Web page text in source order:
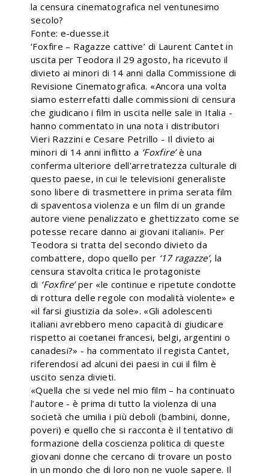
la censura cinematografica nel ventunesimo
secolo?
Fonte: e-duesse.it
‘Foxfire – Ragazze cattive’ di Laurent Cantet in
uscita per Teodora il 29 agosto, ha ricevuto il
divieto ai minori di 14 anni dalla Commissione di
Revisione Cinematografica. «Ancora una volta
siamo esterrefatti dalle commissioni di censura
che giudicano i film in uscita nelle sale in Italia -
hanno commentato in una nota i distributori
Vieri Razzini e Cesare Petrillo - Il divieto ai
minori di 14 anni inflitto a ‘Foxfire’è una
conferma ulteriore dell'arretratezza culturale di
questo paese, in cui le televisioni generaliste
sono libere di trasmettere in prima serata film
di spaventosa violenza e un film di un grande
autore viene penalizzato e ghettizzato come se
potesse recare danno ai giovani italiani». Per
Teodora si tratta del secondo divieto da
combattere, dopo quello per ‘17 ragazze’, la
censura stavolta critica le protagoniste
di ‘Foxfire’per «le continue e ripetute condotte
di rottura delle regole con modalità violente» e
«il farsi giustizia da sole». «Gli adolescenti
italiani avrebbero meno capacità di giudicare
rispetto ai coetanei francesi, belgi, argentini o
canadesi?» - ha commentato il regista Cantet,
riferendosi ad alcuni dei paesi in cui il film è
uscito senza divieti.
«Quella che si vede nel mio film – ha continuato
l’autore - è prima di tutto la violenza di una
società che umilia i più deboli (bambini, donne,
poveri) e quello che si racconta è il tentativo di
formazione della coscienza politica di queste
giovani donne che cercano di trovare un posto
in un mondo che di loro non ne vuole sapere. Il